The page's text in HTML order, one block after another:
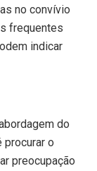
no convívio
frequentes
indicar
do
o
preocupação